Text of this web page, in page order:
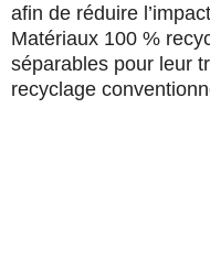
afin de réduire
Matériaux 100 %
séparables pour leur
recyclage